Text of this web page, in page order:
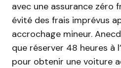
avec une assurance zéro
évité des frais imprévus
accrochage mineur.
que réserver 48 heures à
pour obtenir une voiture